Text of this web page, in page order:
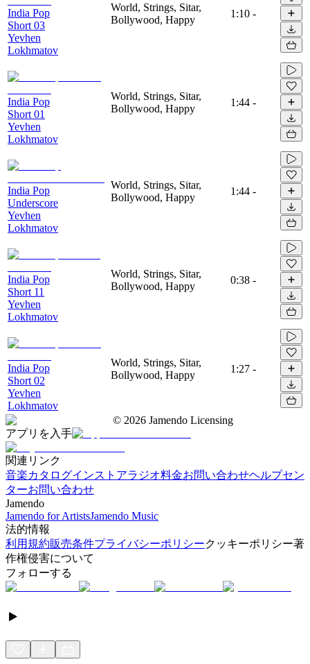
India Pop
Short 03
Yevhen
Lokhmatov
World, Strings, Sitar,
Bollywood, Happy
1:10 -
India Pop
Short 01
Yevhen
Lokhmatov
World, Strings, Sitar,
Bollywood, Happy
1:44 -
India Pop
Underscore
Yevhen
Lokhmatov
World, Strings, Sitar,
Bollywood, Happy
1:44 -
India Pop
Short 11
Yevhen
Lokhmatov
World, Strings, Sitar,
Bollywood, Happy
0:38 -
India Pop
Short 02
Yevhen
Lokhmatov
World, Strings, Sitar,
Bollywood, Happy
1:27 -
© 2026 Jamendo Licensing
アプリを入手
関連リンク
音楽カタログインストアラジオ料金お問い合わせヘルプセン
ターお問い合わせ
Jamendo
Jamendo for ArtistsJamendo Music
法的情報
利用規約販売条件プライバシーポリシークッキーポリシー著
作権侵害について
フォローする